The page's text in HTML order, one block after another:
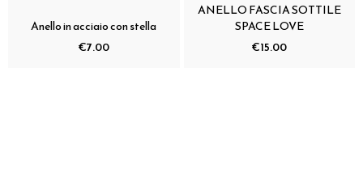
Anello in acciaio con stella
€7.00
ANELLO FASCIA SOTTILE
SPACE LOVE
€15.00